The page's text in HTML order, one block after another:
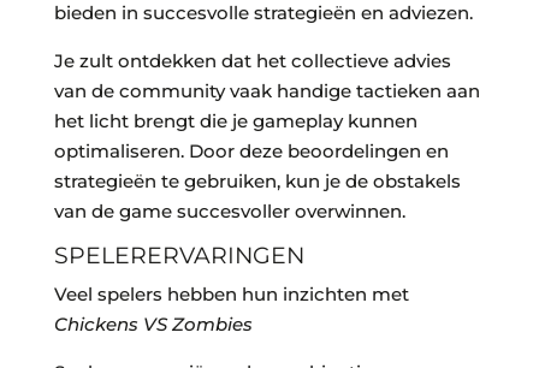
bieden in succesvolle strategieën en adviezen.
Je zult ontdekken dat het collectieve advies
van de community vaak handige tactieken aan
het licht brengt die je gameplay kunnen
optimaliseren. Door deze beoordelingen en
strategieën te gebruiken, kun je de obstakels
van de game succesvoller overwinnen.
SPELERERVARINGEN
Veel spelers hebben hun inzichten met
Chickens VS Zombies